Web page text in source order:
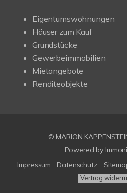
Eigentumswohnungen
Häuser zum Kauf
Grundstücke
Gewerbeimmobilien
Mietangebote
Renditeobjekte
© MARION
Powered by
Impressum
Datenschutz
Vertrag